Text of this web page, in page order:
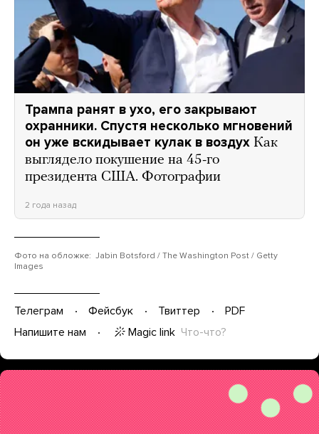
Трампа ранят в ухо, его закрывают
охранники. Спустя несколько мгновений
он уже вскидывает кулак в воздух Как
выглядело покушение на 45-го
президента США. Фотографии
2 года назад
Фото на обложке: Jabin Botsford / The Washington Post / Getty
Images
Телеграм Фейсбук Твиттер
PDF
Напишите нам
Magic link Что-что?